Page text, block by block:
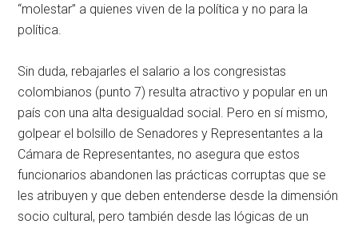
“molestar” a quienes viven de la política y no para la
política.
Sin duda, rebajarles el salario a los congresistas
colombianos (punto 7) resulta atractivo y popular en un
país con una alta desigualdad social. Pero en sí mismo,
golpear el bolsillo de Senadores y Representantes a la
Cámara de Representantes, no asegura que estos
funcionarios abandonen las prácticas corruptas que se
les atribuyen y que deben entenderse desde la dimensión
socio cultural, pero también desde las lógicas de un